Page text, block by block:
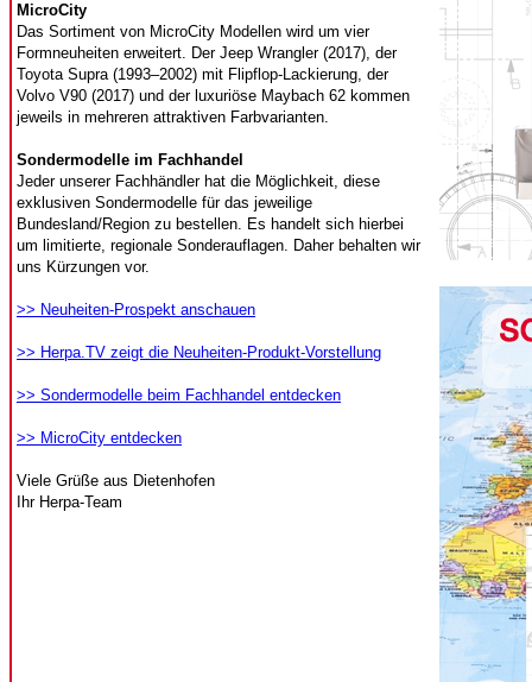
MicroCity
Das Sortiment von MicroCity Modellen wird um vier
Formneuheiten erweitert. Der Jeep Wrangler (2017), der
Toyota Supra (1993–2002) mit Flipflop-Lackierung, der
Volvo V90 (2017) und der luxuriöse Maybach 62 kommen
jeweils in mehreren attraktiven Farbvarianten.
Sondermodelle im Fachhandel
Jeder unserer Fachhändler hat die Möglichkeit, diese
exklusiven Sondermodelle für das jeweilige
Bundesland/Region zu bestellen. Es handelt sich hierbei
um limitierte, regionale Sonderauflagen. Daher behalten wir
uns Kürzungen vor.
>> Neuheiten-Prospekt anschauen
>> Herpa.TV zeigt die Neuheiten-Produkt-Vorstellung
>> Sondermodelle beim Fachhandel entdecken
>> MicroCity entdecken
Viele Grüße aus Dietenhofen
Ihr Herpa-Team